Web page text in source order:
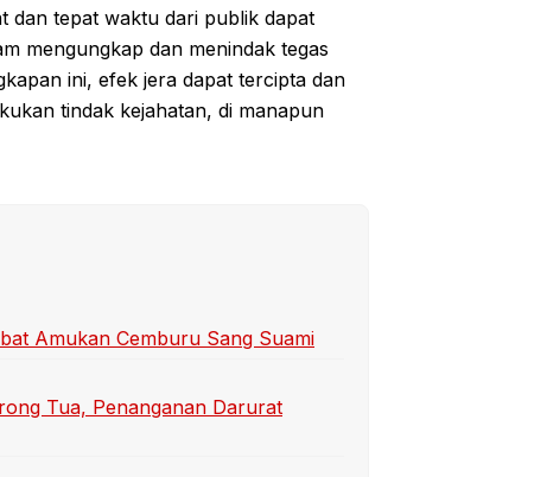
dan tepat waktu dari publik dapat
mengungkap dan menindak tegas
ini, efek jera dapat tercipta dan
tindak kejahatan, di manapun
Amukan Cemburu Sang Suami
Tua, Penanganan Darurat